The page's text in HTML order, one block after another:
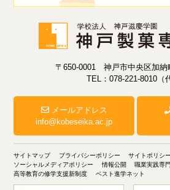
〒650-0001 神戸市中央区加納
TEL：078-221-8010（
メールアドレス
info@kobeseika.ac.jp
サイトマップ プライバシーポリシー
サイトポリシー
ソーシャルメディアポリシー
情報公開
職業実践専
高等教育の修学支援新制度
ベスト進学ネット